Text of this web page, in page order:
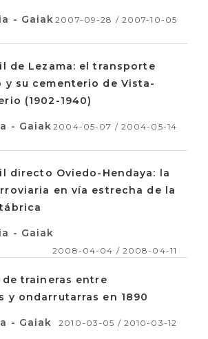
- Gaiak 2007-09-28 / 2007-10-05
de Lezama: el transporte
y su cementerio de Vista-
(1902-1940)
- Gaiak 2004-05-07 / 2004-05-14
directo Oviedo-Hendaya: la
en vía estrecha de la
- Gaiak
2008-04-04 / 2008-04-11
traineras entre
y ondarrutarras en 1890
- Gaiak 2010-03-05 / 2010-03-12